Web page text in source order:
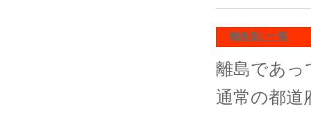
離島扱い一覧
離島であっ
通常の都道